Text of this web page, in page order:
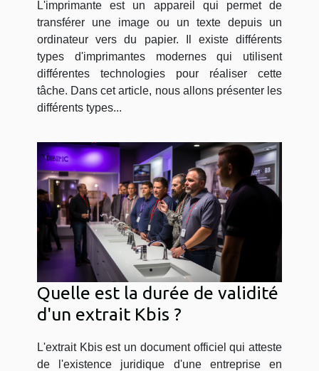
L'imprimante est un appareil qui permet de
transférer une image ou un texte depuis un
ordinateur vers du papier. Il existe différents
types d'imprimantes modernes qui utilisent
différentes technologies pour réaliser cette
tâche. Dans cet article, nous allons présenter les
différents types...
Quelle est la durée de validité
d'un extrait Kbis ?
L'extrait Kbis est un document officiel qui atteste
de l'existence juridique d'une entreprise en